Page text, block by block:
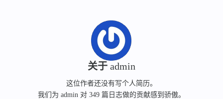
关于 admin
这位作者还没有写个人简历。
我们为 admin 对 349 篇日志做的贡献感到骄傲。